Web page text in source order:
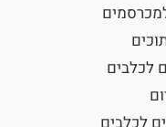
לכלבים